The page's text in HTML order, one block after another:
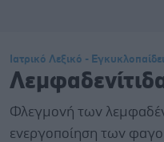
Ιατρικό Λεξικό -
Φλεγμονή των
ενεργοποίηση των